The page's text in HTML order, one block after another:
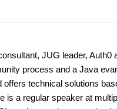
JUG leader,
process and a Java
technical solutions
is a regular speaker at